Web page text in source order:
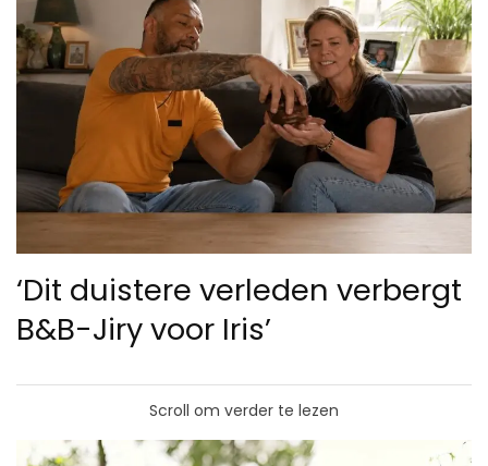
‘Dit duistere verleden verbergt
B&B-Jiry voor Iris’
Scroll om verder te lezen